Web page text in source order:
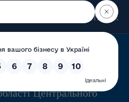
Пошук
діяльності у
Центрального